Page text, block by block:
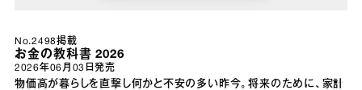
No.2498掲載
お金の教科書 2026
2026年06月03日 発売
物価高が暮らしを直撃し何かと不安の多い昨今。将来のために、家計